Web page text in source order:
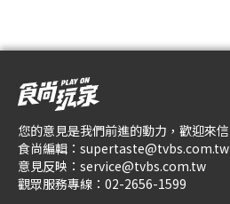
您的意見是我們前進的動力，歡迎來
食尚編輯： supertaste@tvbs.com.tw
意見反映： service@tvbs.com.tw
觀眾服務專線： 02-2656-1599